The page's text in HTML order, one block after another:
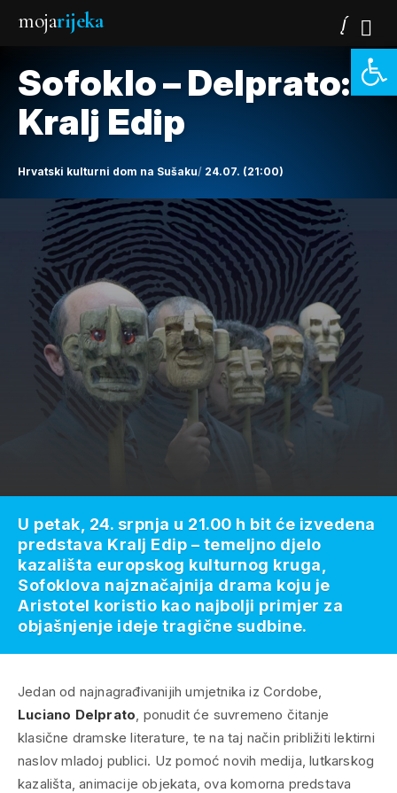
mojarijeka
Sofoklo – Delprato:
Kralj Edip
Hrvatski kulturni dom na Sušaku 24.07. (21:00)
Jedan od najnagrađivanijih umjetnika iz Cordobe,
Luciano Delprato, ponudit će suvremeno čitanje
klasične dramske literature, te na taj način približiti lektirni
naslov mladoj publici. Uz pomoć novih medija, lutkarskog
kazališta, animacije objekata, ova komorna predstava
U petak, 24. srpnja u 21.00 h bit će izvedena
predstava Kralj Edip – temeljno djelo
kazališta europskog kulturnog kruga,
Sofoklova najznačajnija drama koju je
Aristotel koristio kao najbolji primjer za
objašnjenje ideje tragične sudbine.